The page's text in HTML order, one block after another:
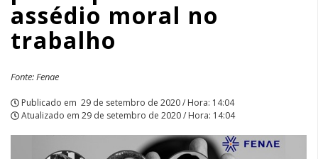
|
APCEF/SP
assédio moral no
trabalho
Fonte: Fenae
Publicado em 29 de setembro de 2020 / Hora: 14:04
Atualizado em 29 de setembro de 2020 / Hora: 14:04